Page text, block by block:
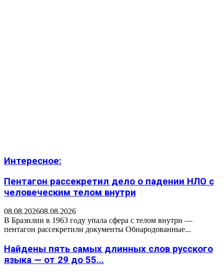
Интересное:
Пентагон рассекретил дело о падении НЛО с
человеческим телом внутри
08.08.202608.08.2026
В Бразилии в 1963 году упала сфера с телом внутри —
пентагон рассекретили документы Обнародованные...
Найдены пять самых длинных слов русского
языка — от 29 до 55...